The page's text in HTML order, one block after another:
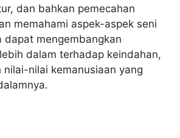
dan bahkan pemecahan
memahami aspek-aspek seni
dapat mengembangkan
dalam terhadap keindahan,
nilai kemanusiaan yang